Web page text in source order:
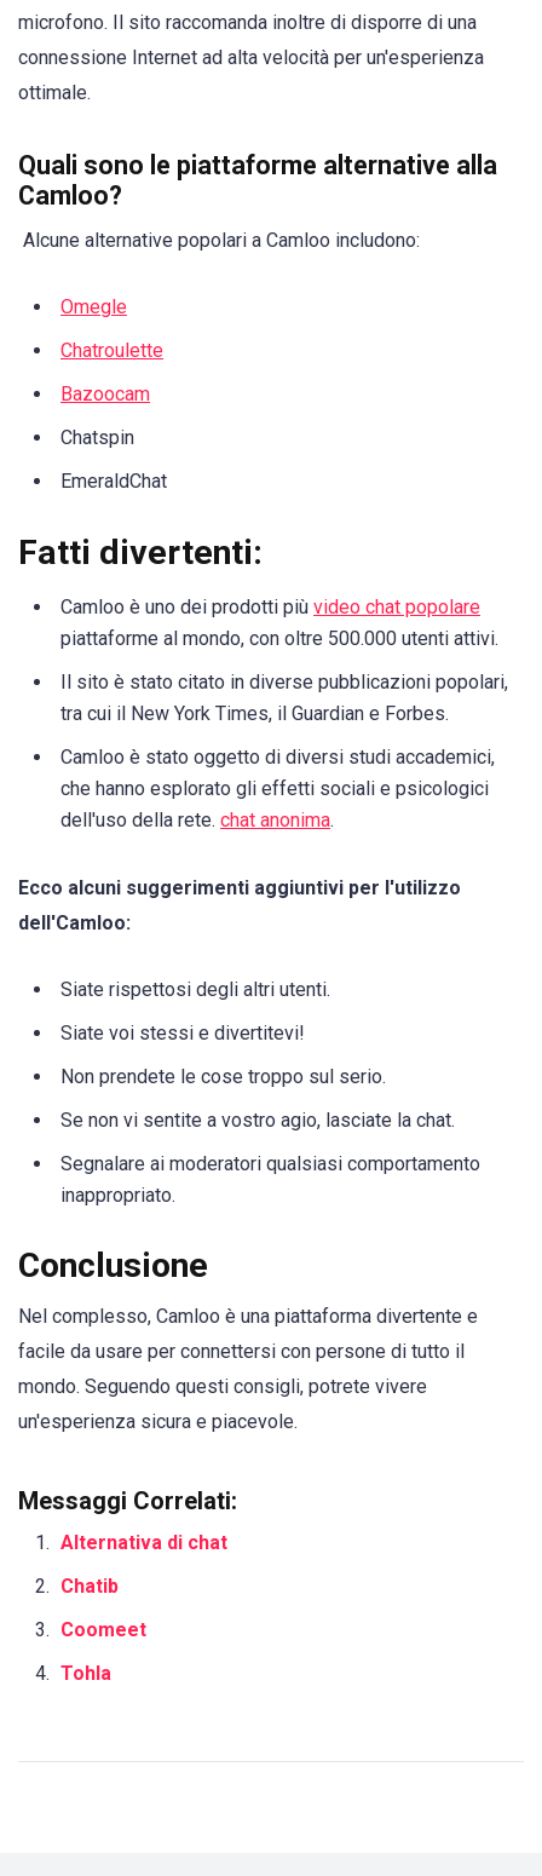
microfono. Il sito raccomanda inoltre di disporre di una
connessione Internet ad alta velocità per un'esperienza
ottimale.
Quali sono le piattaforme alternative alla
Camloo?
Alcune alternative popolari a Camloo includono:
Omegle
Chatroulette
Bazoocam
Chatspin
EmeraldChat
Fatti divertenti:
Camloo è uno dei prodotti più video chat popolare
piattaforme al mondo, con oltre 500.000 utenti attivi.
Il sito è stato citato in diverse pubblicazioni popolari,
tra cui il New York Times, il Guardian e Forbes.
Camloo è stato oggetto di diversi studi accademici,
che hanno esplorato gli effetti sociali e psicologici
dell'uso della rete. chat anonima.
Ecco alcuni suggerimenti aggiuntivi per l'utilizzo
dell'Camloo:
Siate rispettosi degli altri utenti.
Siate voi stessi e divertitevi!
Non prendete le cose troppo sul serio.
Se non vi sentite a vostro agio, lasciate la chat.
Segnalare ai moderatori qualsiasi comportamento
inappropriato.
Conclusione
Nel complesso, Camloo è una piattaforma divertente e
facile da usare per connettersi con persone di tutto il
mondo. Seguendo questi consigli, potrete vivere
un'esperienza sicura e piacevole.
Messaggi Correlati:
Alternativa di chat
Chatib
Coomeet
Tohla